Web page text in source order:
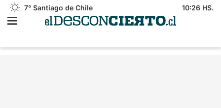
7° Santiago de Chile 10:26 HS.